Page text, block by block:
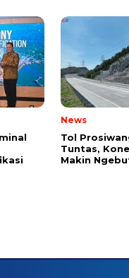
News
Tol
Tuntas,
Makin